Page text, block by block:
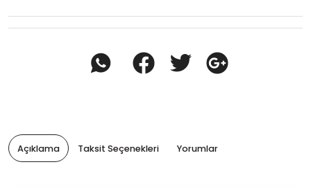
Açıklama Taksit Seçenekleri Yorumlar